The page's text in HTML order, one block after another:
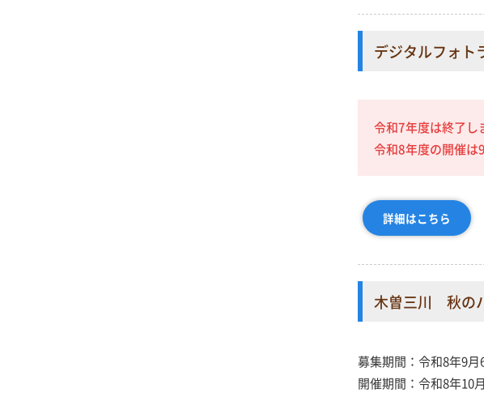
デジタルフォト
令和7年度は終了し
令和8年度の開催は
詳細はこちら
木曽三川 秋の
募集期間：令和8年9
開催期間：令和8年10